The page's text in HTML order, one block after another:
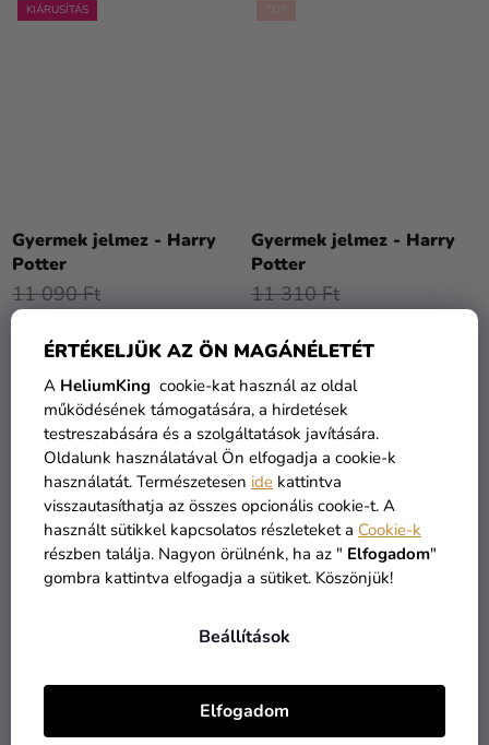
ÉRTÉKELJÜK AZ ÖN MAGÁNÉLETÉT
A HeliumKing cookie-kat használ az oldal
működésének támogatására, a hirdetések
testreszabására és a szolgáltatások javítására.
Oldalunk használatával Ön elfogadja a cookie-k
használatát. Természetesen ide kattintva
visszautasíthatja az összes opcionális cookie-t. A
használt sütikkel kapcsolatos részleteket a Cookie-k
részben találja. Nagyon örülnénk, ha az " Elfogadom"
gombra kattintva elfogadja a sütiket. Köszönjük!
Beállítások
Elfogadom
KIÁRUSÍTÁS
Gyermek jelmez - Harry
Potter
9 390 Ft
11 090 Ft
BŐVEBBEN
Gyermek jelmez - Harry
Potter
11 310 Ft
BŐVEBBEN
TOP
Gyermek jelmez - Harry
KIÁRUSÍTÁS
Gyermek jelmez - Harry
Potter
9 290 Ft